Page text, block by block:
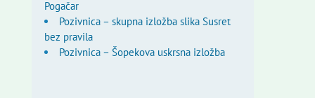
Pogačar
Pozivnica – skupna izložba slika Susret
bez pravila
Pozivnica – Šopekova uskrsna izložba